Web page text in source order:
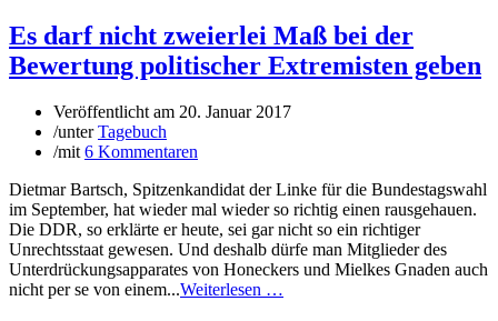
Es darf nicht zweierlei Maß bei der
Bewertung politischer Extremisten geben
Veröffentlicht am 20. Januar 2017
/unterTagebuch
/mit6 Kommentaren
Dietmar Bartsch, Spitzenkandidat der Linke für die Bundestagswahl
im September, hat wieder mal wieder so richtig einen rausgehauen.
Die DDR, so erklärte er heute, sei gar nicht so ein richtiger
Unrechtsstaat gewesen. Und deshalb dürfe man Mitglieder des
Unterdrückungsapparates von Honeckers und Mielkes Gnaden auch
nicht per se von einem...Weiterlesen …